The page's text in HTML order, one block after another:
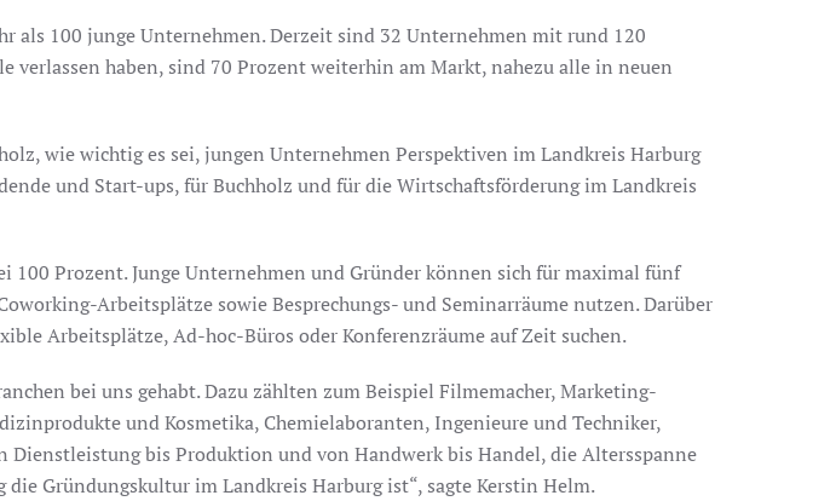
als 100 junge Unternehmen. Derzeit sind 32 Unternehmen mit rund 120
haben, sind 70 Prozent weiterhin am Markt, nahezu alle in neuen
wie wichtig es sei, jungen Unternehmen Perspektiven im Landkreis Harburg
und Start-ups, für Buchholz und für die Wirtschaftsförderung im Landkreis
Prozent. Junge Unternehmen und Gründer können sich für maximal fünf
Arbeitsplätze sowie Besprechungs- und Seminarräume nutzen. Darüber
Arbeitsplätze, Ad-hoc-Büros oder Konferenzräume auf Zeit suchen.
bei uns gehabt. Dazu zählten zum Beispiel Filmemacher, Marketing-
und Kosmetika, Chemielaboranten, Ingenieure und Techniker,
bis Produktion und von Handwerk bis Handel, die Altersspanne
Gründungskultur im Landkreis Harburg ist“, sagte Kerstin Helm.